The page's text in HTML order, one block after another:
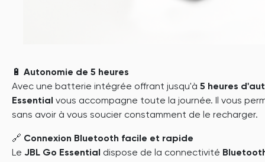
🔋 Autonomie de 5 heures
Avec une batterie intégrée offrant jusqu'à 5 heures
Essential vous accompagne toute la journée. Il vous
sans avoir à vous soucier constamment de le recharger.
🔗 Connexion Bluetooth facile et rapide
Le JBL Go Essential dispose de la connectivité